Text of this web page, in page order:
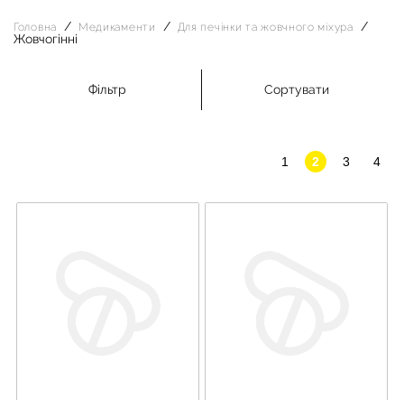
Головна Медикаменти Для печінки та жовчного міхура
Жовчогінні
Фільтр Сортувати
1 2 3 4